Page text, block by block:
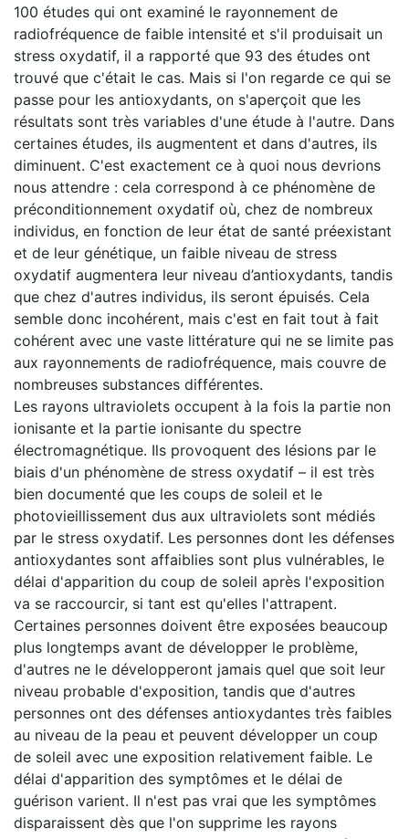
100 études qui ont examiné le rayonnement de
radiofréquence de faible intensité et s'il produisait un
stress oxydatif, il a rapporté que 93 des études ont
trouvé que c'était le cas. Mais si l'on regarde ce qui se
passe pour les antioxydants, on s'aperçoit que les
résultats sont très variables d'une étude à l'autre. Dans
certaines études, ils augmentent et dans d'autres, ils
diminuent. C'est exactement ce à quoi nous devrions
nous attendre : cela correspond à ce phénomène de
préconditionnement oxydatif où, chez de nombreux
individus, en fonction de leur état de santé préexistant
et de leur génétique, un faible niveau de stress
oxydatif augmentera leur niveau d’antioxydants, tandis
que chez d'autres individus, ils seront épuisés. Cela
semble donc incohérent, mais c'est en fait tout à fait
cohérent avec une vaste littérature qui ne se limite pas
aux rayonnements de radiofréquence, mais couvre de
nombreuses substances différentes.
Les rayons ultraviolets occupent à la fois la partie non
ionisante et la partie ionisante du spectre
électromagnétique. Ils provoquent des lésions par le
biais d'un phénomène de stress oxydatif – il est très
bien documenté que les coups de soleil et le
photovieillissement dus aux ultraviolets sont médiés
par le stress oxydatif. Les personnes dont les défenses
antioxydantes sont affaiblies sont plus vulnérables, le
délai d'apparition du coup de soleil après l'exposition
va se raccourcir, si tant est qu'elles l'attrapent.
Certaines personnes doivent être exposées beaucoup
plus longtemps avant de développer le problème,
d'autres ne le développeront jamais quel que soit leur
niveau probable d'exposition, tandis que d'autres
personnes ont des défenses antioxydantes très faibles
au niveau de la peau et peuvent développer un coup
de soleil avec une exposition relativement faible. Le
délai d'apparition des symptômes et le délai de
guérison varient. Il n'est pas vrai que les symptômes
disparaissent dès que l'on supprime les rayons